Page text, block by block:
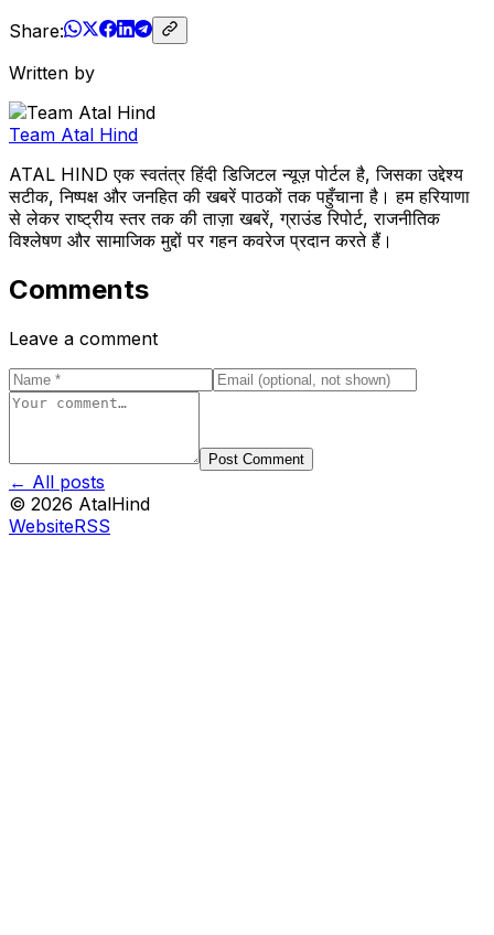
Share:
Written by
Team Atal Hind
ATAL HIND एक स्वतंत्र हिंदी डिजिटल न्यूज़ पोर्टल है, जिसका उद्देश्य
सटीक, निष्पक्ष और जनहित की खबरें पाठकों तक पहुँचाना है। हम हरियाणा
से लेकर राष्ट्रीय स्तर तक की ताज़ा खबरें, ग्राउंड रिपोर्ट, राजनीतिक
विश्लेषण और सामाजिक मुद्दों पर गहन कवरेज प्रदान करते हैं।
Comments
Leave a comment
Post Comment
← All posts
© 2026 AtalHind
WebsiteRSS